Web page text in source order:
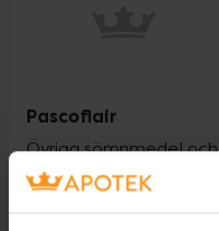
Pascoflair
Övriga sömnmedel och
lugnande medel,